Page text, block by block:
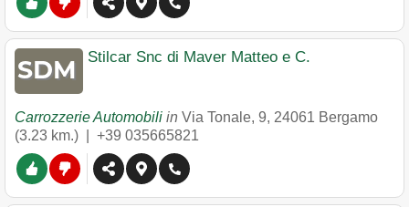
Stilcar Snc di Maver Matteo e C.
Carrozzerie Automobili in Via Tonale, 9, 24061 Bergamo
(3.23 km.) | +39 035665821